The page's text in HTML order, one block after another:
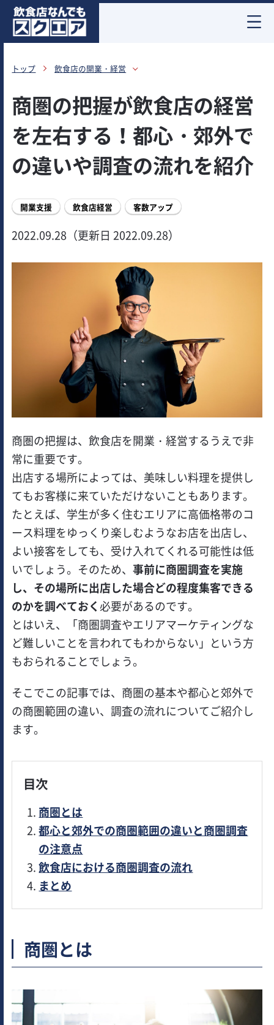
トップ 飲食店の開業・経営
商圏の把握が飲食店の経営
を左右する！都心・郊外で
の違いや調査の流れを紹介
開業支援 飲食店経営 客数アップ
2022.09.28（更新日 2022.09.28）
商圏の把握は、飲食店を開業・経営するうえで非
常に重要です。
出店する場所によっては、美味しい料理を提供し
てもお客様に来ていただけないこともあります。
たとえば、学生が多く住むエリアに高価格帯のコ
ース料理をゆっくり楽しむようなお店を出店し、
よい接客をしても、受け入れてくれる可能性は低
いでしょう。そのため、事前に商圏調査を実施
し、その場所に出店した場合どの程度集客できる
のかを調べておく必要があるのです。
とはいえ、「商圏調査やエリアマーケティングな
ど難しいことを言われてもわからない」という方
もおられることでしょう。
そこでこの記事では、商圏の基本や都心と郊外で
の商圏範囲の違い、調査の流れについてご紹介し
ます。
目次
商圏とは
都心と郊外での商圏範囲の違いと商圏調査
の注意点
飲食店における商圏調査の流れ
まとめ
商圏とは